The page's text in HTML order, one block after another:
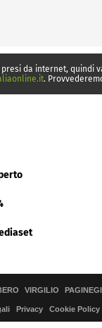
da internet,
.
VIRGILIO
Privacy Cookie Policy